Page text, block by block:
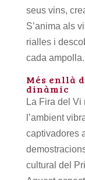
seus vins,
S’anima als
rialles i
cada ampolla.
Més enllà
dinàmic
La Fira del Vi
l’ambient
captivadores
cultural del